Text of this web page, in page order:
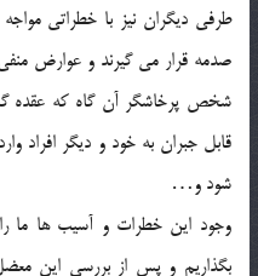
طرفی دیگران نیز با خطراتی
صدمه قرار می گیرند و عوارض
شخص پرخاشگر آن گاه که عقده
قابل جبران به خود و دیگر
شود و…
وجود این خطرات و آسیب ها ما
بگذاریم و پس از بررسی این